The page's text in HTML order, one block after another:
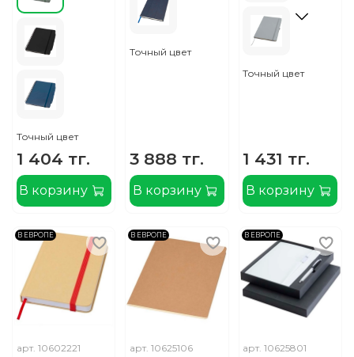
Точный цвет
1 404 тг.
В корзину
Точный цвет
3 888 тг.
В корзину
Точный цвет
1 431 тг.
В корзину
В ЕВРОПЕ
арт. 10602221
В ЕВРОПЕ
арт.10625106
В ЕВРОПЕ
арт.10625801